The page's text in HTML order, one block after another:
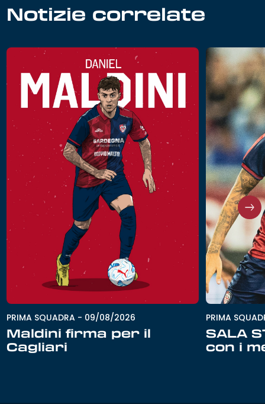
Notizie correlate
PRIMA SQUADRA - 09/08/2026
Maldini firma per il
Cagliari
PRIMA
SALA
con i